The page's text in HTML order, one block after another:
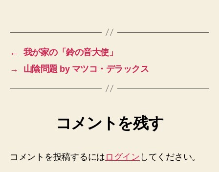
←
我が家の「鈴の音大使」
→
山陰問題 by マツコ・デラックス
コメントを残す
コメントを投稿するには ログイン してください。